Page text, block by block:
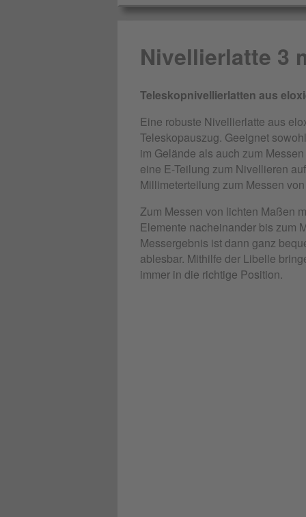
Nivellierlatte 3
Teleskopnivellierlatten aus
Eine robuste Nivellierlatte aus
Teleskopauszug. Geeignet
im Gelände als auch zum
eine E-Teilung zum Nivellieren
Millimeterteilung zum Messen
Zum Messen von lichten Maßen
Elemente nacheinander bis zum
Messergebnis ist dann ganz
ablesbar. Mithilfe der Libelle
immer in die richtige Position.